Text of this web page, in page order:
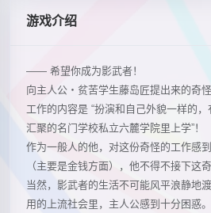
游戏介绍
—— 希望你成为影武者！
向主人公・贫苦学生藤岛匠提出来的奇怪
工作的内容是 “扮演和自己外貌一样的
汇聚的名门学校私立六麓学院里上学”！
作为一般人的他，对这份奇怪的工作感
（主要是金钱方面），他不得不接下这
当然，影武者的生活不可能风平浪静地
用的上流社会里，主人公感到十分困惑